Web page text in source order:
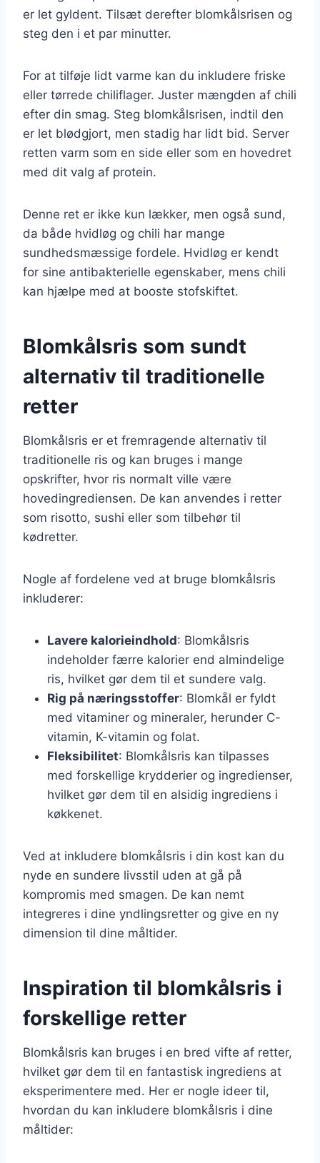
er let gyldent. Tilsæt derefter blomkålsrisen og
steg den i et par minutter.
For at tilføje lidt varme kan du inkludere friske
eller tørrede chiliflager. Juster mængden af chili
efter din smag. Steg blomkålsrisen, indtil den
er let blødgjort, men stadig har lidt bid. Server
retten varm som en side eller som en hovedret
med dit valg af protein.
Denne ret er ikke kun lækker, men også sund,
da både hvidløg og chili har mange
sundhedsmæssige fordele. Hvidløg er kendt
for sine antibakterielle egenskaber, mens chili
kan hjælpe med at booste stofskiftet.
Blomkålsris som sundt
alternativ til traditionelle
retter
Blomkålsris er et fremragende alternativ til
traditionelle ris og kan bruges i mange
opskrifter, hvor ris normalt ville være
hovedingrediensen. De kan anvendes i retter
som risotto, sushi eller som tilbehør til
kødretter.
Nogle af fordelene ved at bruge blomkålsris
inkluderer:
Lavere kalorieindhold: Blomkålsris
indeholder færre kalorier end almindelige
ris, hvilket gør dem til et sundere valg.
Rig på næringsstoffer: Blomkål er fyldt
med vitaminer og mineraler, herunder C-
vitamin, K-vitamin og folat.
Fleksibilitet: Blomkålsris kan tilpasses
med forskellige krydderier og ingredienser,
hvilket gør dem til en alsidig ingrediens i
køkkenet.
Ved at inkludere blomkålsris i din kost kan du
nyde en sundere livsstil uden at gå på
kompromis med smagen. De kan nemt
integreres i dine yndlingsretter og give en ny
dimension til dine måltider.
Inspiration til blomkålsris i
forskellige retter
Blomkålsris kan bruges i en bred vifte af retter,
hvilket gør dem til en fantastisk ingrediens at
eksperimentere med. Her er nogle ideer til,
hvordan du kan inkludere blomkålsris i dine
måltider: